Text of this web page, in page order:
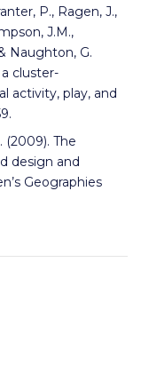
P., Ragen, J.,
J.M.,
Naughton, G.
cluster-
activity, play, and
(2009). The
design and
Geographies